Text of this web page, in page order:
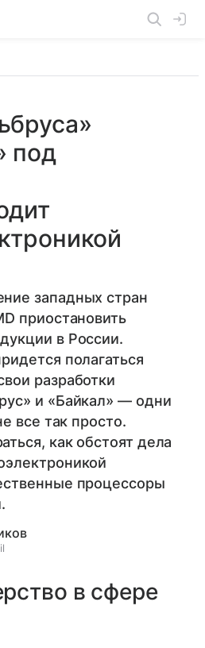
под
западных стран
приостановить
в России.
полагаться
разработки
и «Байкал» — одни
все так просто.
как обстоят дела
процессоры
в сфере